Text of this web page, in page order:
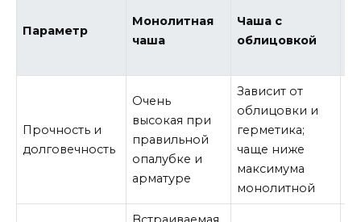
Параметр
Монолитная
чаша
Чаша с
облицовкой
Прочность и
долговечность
Очень
высокая при
правильной
опалубке и
арматуре
Зависит от
облицовки и
герметика;
чаще ниже
максимума
монолитной